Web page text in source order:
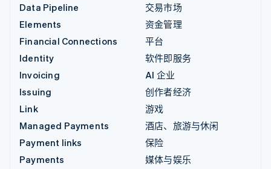
Data Pipeline
Elements
Financial Connections
Identity
Invoicing
Issuing
Link
Managed Payments
Payment links
Payments
交易市场
资金管理
平台
软件即服务
AI 企业
创作者经济
游戏
酒店、旅游与休闲
保险
媒体与娱乐